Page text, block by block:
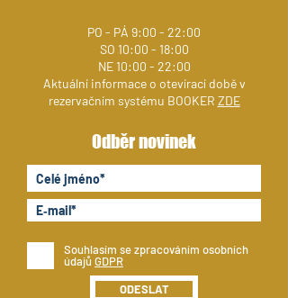
PO - PÁ 9:00 - 22:00
SO 10:00 - 18:00
NE 10:00 - 22:00
Aktuální informace o otevírací době v
rezervačním systému BOOKER ZDE
Odběr novinek
Souhlasím se zpracováním osobních
údajů GDPR
ODESLAT